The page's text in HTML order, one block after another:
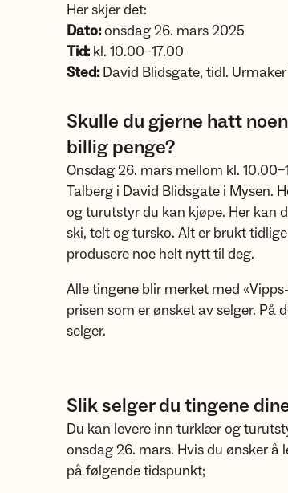
Her skjer det:
Dato:onsdag 26. mars 2025
Tid: kl. 10.00–17.00
Sted: David Blidsgate, tidl.
Skulle du gjerne hatt
billig penge?
Onsdag 26. mars mellom kl.
Talberg i David Blidsgate i Mysen.
og turutstyr du kan kjøpe. Her kan
ski, telt og tursko. Alt er brukt
produsere noe helt nytt til deg.
Alle tingene blir merket med
prisen som er ønsket av selger. På
selger.
Slik selger du tingene
Du kan levere inn turklær og
onsdag 26. mars. Hvis du ønsker
på følgende tidspunkt;